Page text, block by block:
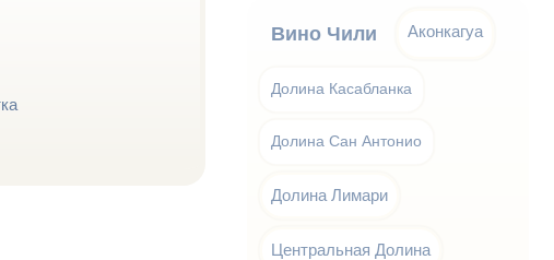
Вино Чили Аконкагуа
Долина Касабланка
Долина Сан Антонио
Долина Лимари
Центральная Долина